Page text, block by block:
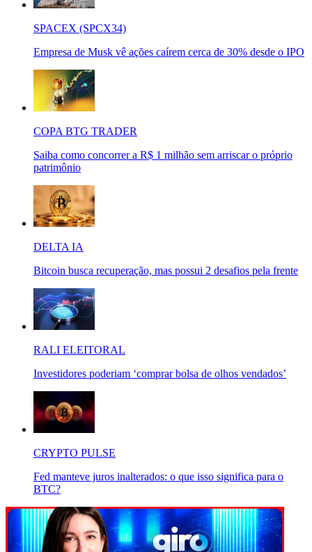
SPACEX (SPCX34)
Empresa de Musk vê ações caírem cerca de 30% desde o IPO
COPA BTG TRADER
Saiba como concorrer a R$ 1 milhão sem arriscar o próprio
patrimônio
DELTA IA
Bitcoin busca recuperação, mas possui 2 desafios pela frente
RALI ELEITORAL
Investidores poderiam ‘comprar bolsa de olhos vendados’
CRYPTO PULSE
Fed manteve juros inalterados: o que isso significa para o
BTC?